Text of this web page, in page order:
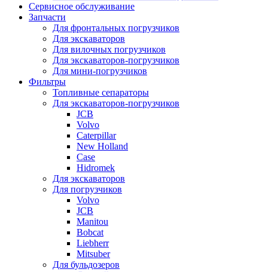
Сервисное обслуживание
Запчасти
Для фронтальных погрузчиков
Для экскаваторов
Для вилочных погрузчиков
Для экскаваторов-погрузчиков
Для мини-погрузчиков
Фильтры
Топливные сепараторы
Для экскаваторов-погрузчиков
JCB
Volvo
Caterpillar
New Holland
Case
Hidromek
Для экскаваторов
Для погрузчиков
Volvo
JCB
Manitou
Bobcat
Liebherr
Mitsuber
Для бульдозеров